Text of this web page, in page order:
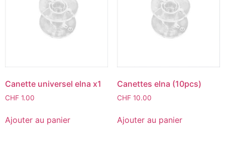
Canette universel elna x1
CHF 1.00
Ajouter au panier
Canettes elna (10pcs)
CHF10.00
Ajouter au panier